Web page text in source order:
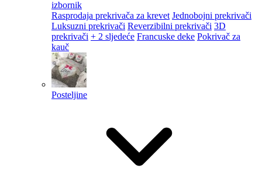
izbornik
Rasprodaja prekrivača za krevet Jednobojni prekrivači
Luksuzni prekrivači Reverzibilni prekrivači 3D
prekrivači + 2 sljedeće Francuske deke Pokrivač za
kauč
Posteljine